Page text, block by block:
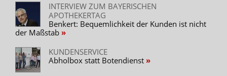
INTERVIEW ZUM BAYERISCHEN
APOTHEKERTAG
Benkert: Bequemlichkeit der Kunden ist nicht
der Maßstab
KUNDENSERVICE
Abholbox statt Botendienst